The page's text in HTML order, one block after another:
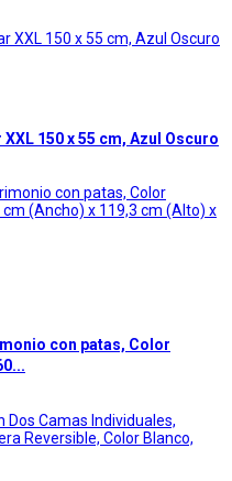
150 x 55 cm, Azul Oscuro
con patas, Color